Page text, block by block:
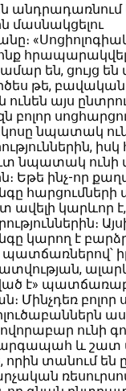
անդրադառնում
մասնակցելու
են, ցույց են
թե,
ունեն այս
բոլոր
նպատակ
նպատակ ունի
Եթե ինչ-որ
հարցումների
ավելի կարևոր
կարող է բարձր
է»
Մինչդեռ բոլոր
ունի
և շատ
տանում են